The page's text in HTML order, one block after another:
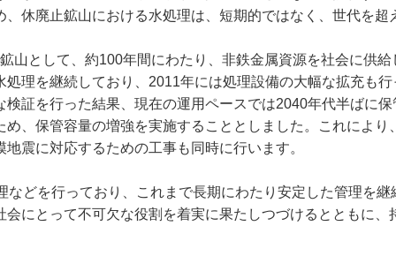
休廃止鉱山における水処理は、短期的ではなく、世代を
鉱山として、約100年間にわたり、非鉄金属資源を社会に供
理を継続しており、2011年には処理設備の大幅な拡充も
証を行った結果、現在の運用ペースでは2040年代半ばに
、保管容量の増強を実施することとしました。これによ
震に対応するための工事も同時に行います。
どを行っており、これまで長期にわたり安定した管理を
にとって不可欠な役割を着実に果たしつづけるとともに